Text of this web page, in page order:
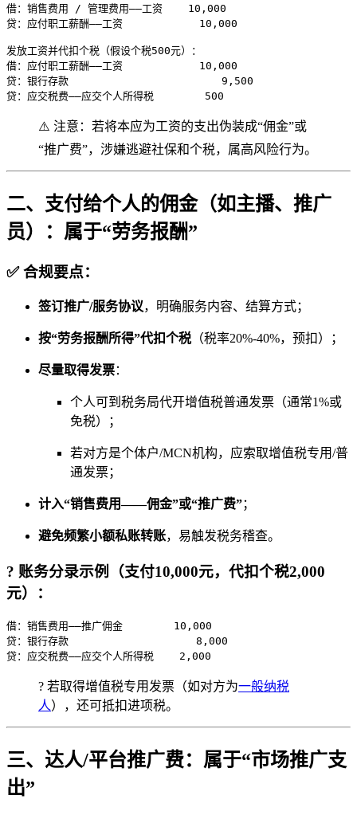
借：销售费用 / 管理费用——工资    10,000
贷：应付职工薪酬——工资            10,000
发放工资并代扣个税（假设个税500元）：
借：应付职工薪酬——工资            10,000
贷：银行存款                        9,500
贷：应交税费——应交个人所得税        500
⚠️ 注意：若将本应为工资的支出伪装成“佣金”或
“推广费”，涉嫌逃避社保和个税，属高风险行为。
二、支付给个人的佣金（如主播、推广
员）：属于“劳务报酬”
✅ 合规要点：
签订推广/服务协议，明确服务内容、结算方式；
按“劳务报酬所得”代扣个税 （税率20%-40%，预扣）；
尽量取得发票：
个人可到税务局代开增值税普通发票（通常1%或
免税）；
若对方是个体户/MCN机构，应索取增值税专用/普
通发票；
计入“销售费用——佣金”或“推广费”；
避免频繁小额私账转账，易触发税务稽查。
? 账务分录示例（支付10,000元，代扣个税2,000
元）：
借：销售费用——推广佣金        10,000
贷：银行存款                    8,000
贷：应交税费——应交个人所得税    2,000
? 若取得增值税专用发票（如对方为一般纳税
人），还可抵扣进项税。
三、达人/平台推广费：属于“市场推广支
出”